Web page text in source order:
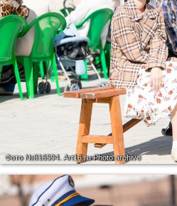
Фото №816594.Art16.ru Photo archive